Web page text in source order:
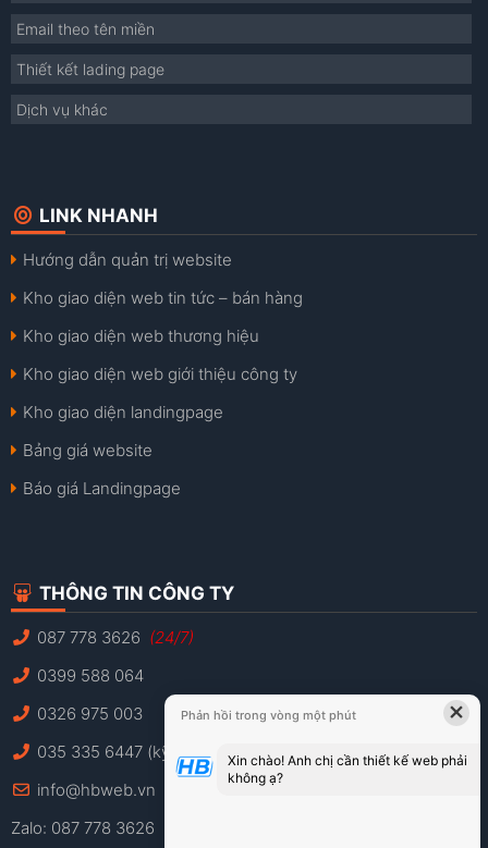
Email theo tên miền
Thiết kết lading page
Dịch vụ khác
LINK NHANH
Hướng dẫn quản trị website
Kho giao diện web tin tức – bán hàng
Kho giao diện web thương hiệu
Kho giao diện web giới thiệu công ty
Kho giao diện landingpage
Bảng giá website
Báo giá Landingpage
THÔNG TIN CÔNG TY
087 778 3626 (24/7)
0399 588 064
0326 975 003
035 335 6447 (kỹ thuật)
info@hbweb.vn
Zalo: 087 778 3626
×
Phản hồi trong vòng một phút
Xin chào! Anh chị cần thiết kế web phải
không ạ?